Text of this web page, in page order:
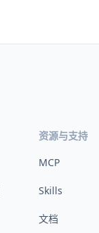
资源与支持
MCP
Skills
文档